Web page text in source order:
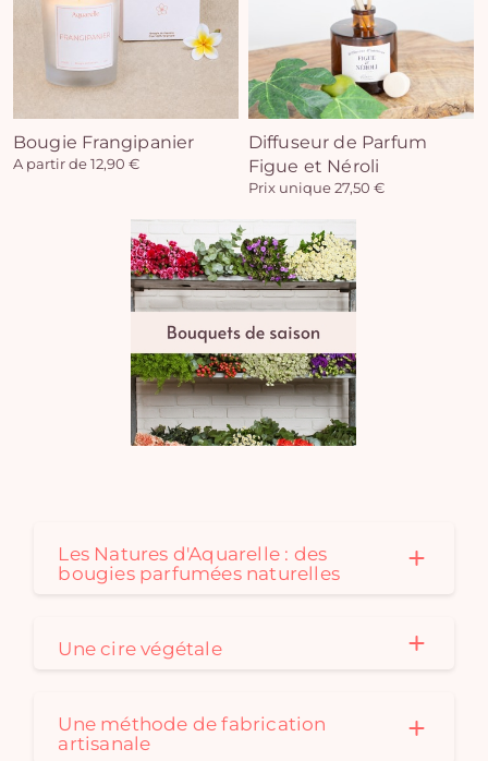
Bougie Frangipanier
A partir de 12,90 €
Diffuseur de Parfum
Figue et Néroli
Prix unique 27,50 €
Les Natures d'Aquarelle : des
bougies parfumées naturelles
Une cire végétale
Une méthode de fabrication
artisanale